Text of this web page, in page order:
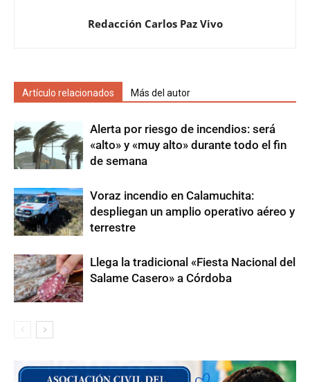
Redacción Carlos Paz Vivo
Artículo relacionados Más del autor
Alerta por riesgo de incendios: será
«alto» y «muy alto» durante todo el fin
de semana
Voraz incendio en Calamuchita:
despliegan un amplio operativo aéreo y
terrestre
Llega la tradicional «Fiesta Nacional del
Salame Casero» a Córdoba